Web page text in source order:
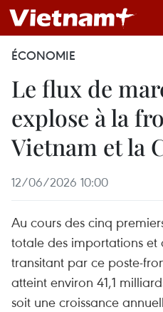
ÉCONOMIE
Le flux de
explose à la
Vietnam et la
12/06/2026 10:00
Au cours des cinq
totale des importations et
transitant par ce poste-
atteint environ 41,1
soit une croissance